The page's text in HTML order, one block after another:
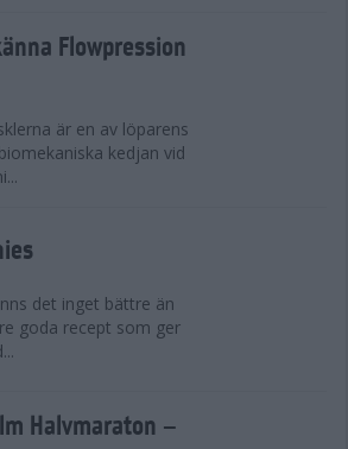
Flowpression
är en av löparens
kedjan vid
det inget bättre än
goda recept som ger
Halvmaraton –